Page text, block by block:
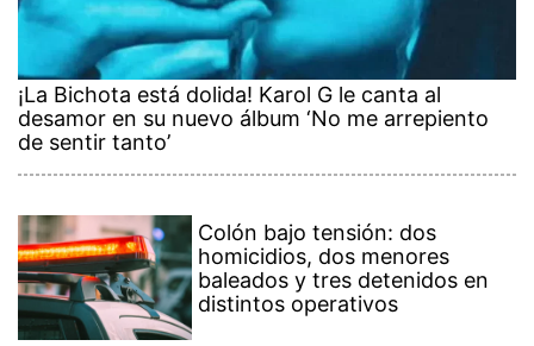
¡La Bichota está dolida! Karol G le canta al
desamor en su nuevo álbum ‘No me arrepiento
de sentir tanto’
Colón bajo tensión: dos
homicidios, dos menores
baleados y tres detenidos en
distintos operativos